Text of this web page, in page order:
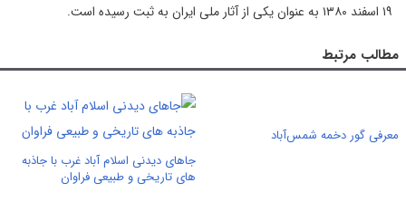
۱۹ اسفند ۱۳۸۰ به‌ عنوان یکی از آثار ملی ایران به ثبت رسیده است.
مطالب مرتبط
معرفی گور دخمه شمس‌آباد
جاهای دیدنی اسلام آباد غرب با جاذبه
های تاریخی و طبیعی فراوان